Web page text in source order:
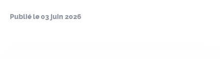
Publié le03 juin 2026